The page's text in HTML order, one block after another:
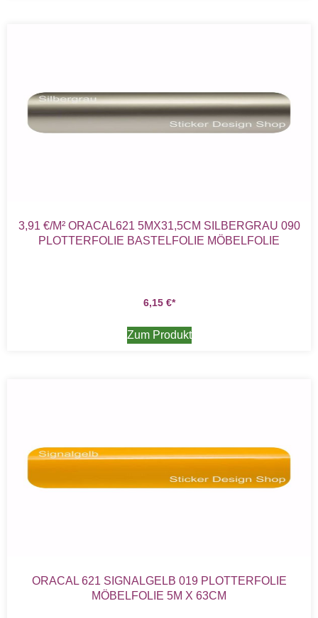
3,91 €/M² ORACAL621 5MX31,5CM SILBERGRAU 090
PLOTTERFOLIE BASTELFOLIE MÖBELFOLIE
6,15 €
Zum Produkt
ORACAL 621 SIGNALGELB 019 PLOTTERFOLIE
MÖBELFOLIE 5M X 63CM